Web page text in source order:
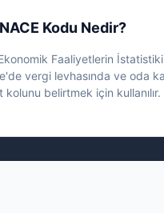
NACE Kodu Nedir?
Faaliyetlerin İstatistiki
vergi levhasında ve oda
kolunu belirtmek için kullanılır.